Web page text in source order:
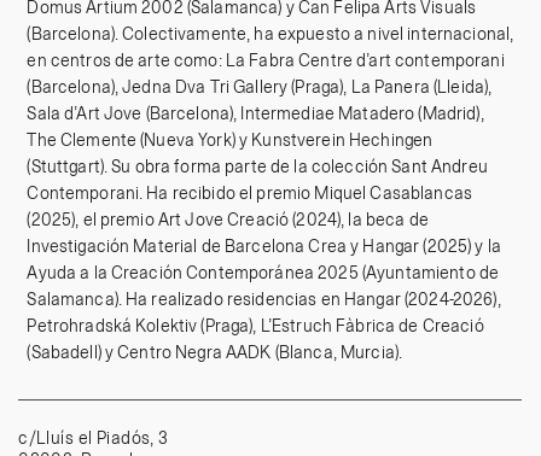
Domus Artium 2002 (Salamanca) y Can Felipa Arts Visuals
(Barcelona). Colectivamente, ha expuesto a nivel internacional,
en centros de arte como: La Fabra Centre d’art contemporani
(Barcelona), Jedna Dva Tri Gallery (Praga), La Panera (Lleida),
Sala d’Art Jove (Barcelona), Intermediae Matadero (Madrid),
The Clemente (Nueva York) y Kunstverein Hechingen
(Stuttgart). Su obra forma parte de la colección Sant Andreu
Contemporani. Ha recibido el premio Miquel Casablancas
(2025), el premio Art Jove Creació (2024), la beca de
Investigación Material de Barcelona Crea y Hangar (2025) y la
Ayuda a la Creación Contemporánea 2025 (Ayuntamiento de
Salamanca). Ha realizado residencias en Hangar (2024-2026),
Petrohradská Kolektiv (Praga), L’Estruch Fàbrica de Creació
(Sabadell) y Centro Negra AADK (Blanca, Murcia).
c/Lluís el Piadós, 3